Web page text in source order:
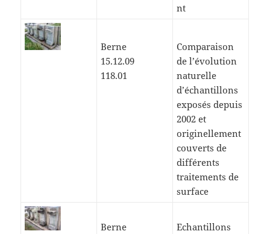
nt
Berne
15.12.09
118.01
Comparaison
de l’évolution
naturelle
d’échantillons
exposés depuis
2002 et
originellement
couverts de
différents
traitements de
surface
Berne
Echantillons